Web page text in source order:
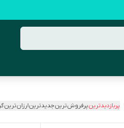
پربازدیدترینپرفروش‌ترینجدیدترینارزان‌ترین